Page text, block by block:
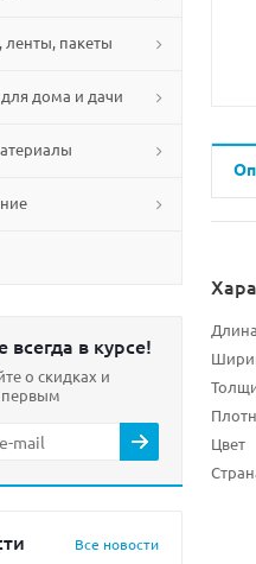
ленты, пакеты
дома и дачи
всегда в курсе!
о скидках и
первым
Все новости
Длина
Цвет